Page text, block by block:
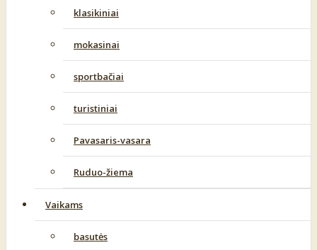
klasikiniai
mokasinai
sportbačiai
turistiniai
Pavasaris-vasara
Ruduo-žiema
Vaikams
basutės